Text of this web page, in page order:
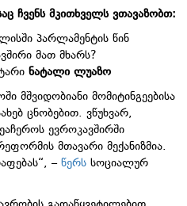
ჩვენს მკითხველს ვთავაზობთ:
პარლამენტის წინ
მათ მხარს?
ნატალი ლუაზო
მომიტინგეებისა
ცნობებით. ვწუხვარ,
ევროკავშირში
მთავარი მექანიზმია.
–წერს სოციალურ